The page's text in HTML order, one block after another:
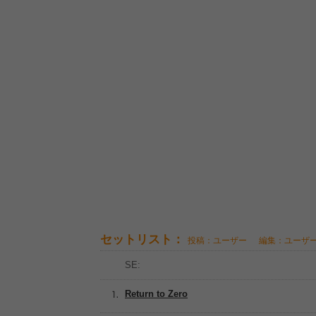
セットリスト： 投稿：ユーザー 編集：ユーザ
SE:
Return to Zero